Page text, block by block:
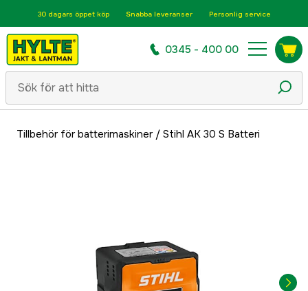
30 dagars öppet köp Snabba leveranser Personlig service
0345 - 400 00
Tillbehör för batterimaskiner/ Stihl AK 30 S Batteri